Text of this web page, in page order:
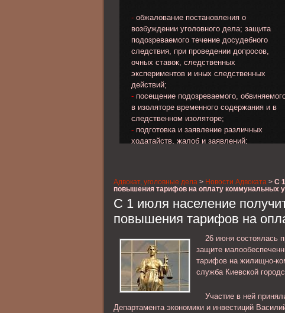
- обжалование постановления о
возбуждении уголовного дела; защита
подозреваемого течение досудебного
следствия, при проведении допросов,
очных ставок, следственных
экспериментов и иных следственных
действий;
- посещение подозреваемого,
в изоляторе временного содержания и в
следственном изоляторе;
- подготовка и заявление различных
ходатайств, жалоб и заявлений;
стадии предварительного следствия;
личность обвиняемого; ознакомление с
материалами уголовного дела и др..
Адвокат, уголовные дела > Новости Адвоката > С
повышения тарифов на оплату коммунальных
С 1 июля население
повышения тарифов на
26 июня состоялась
защите
тарифов на жилищно-
служба Киевской
Участие в ней
Департамента экономики и инвестиций